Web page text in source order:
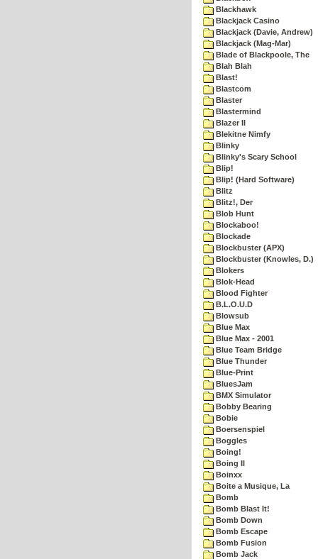
Blackhawk
Blackjack Casino
Blackjack (Davie, Andrew)
Blackjack (Mag-Mar)
Blade of Blackpoole, The
Blah Blah
Blast!
Blastcom
Blaster
Blastermind
Blazer II
Blekitne Nimfy
Blinky
Blinky's Scary School
Blip!
Blip! (Hard Software)
Blitz
Blitz!, Der
Blob Hunt
Blockaboo!
Blockade
Blockbuster (APX)
Blockbuster (Knowles, D.)
Blokers
Blok-Head
Blood Fighter
B.L.O.U.D
Blowsub
Blue Max
Blue Max - 2001
Blue Team Bridge
Blue Thunder
Blue-Print
BluesJam
BMX Simulator
Bobby Bearing
Bobie
Boersenspiel
Boggles
Boing!
Boing II
Boinxx
Boite a Musique, La
Bomb
Bomb Blast It!
Bomb Down
Bomb Escape
Bomb Fusion
Bomb Jack